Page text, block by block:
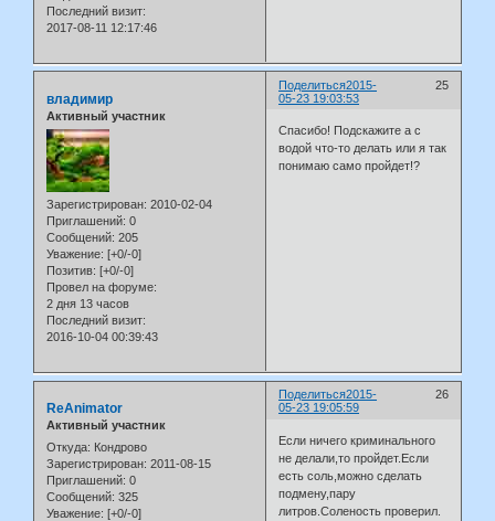
Последний визит:
2017-08-11 12:17:46
Поделиться 25
2015-
05-23 19:03:53
владимир
Активный участник
Зарегистрирован: 2010-02-04
Приглашений: 0
Сообщений: 205
Уважение: [+0/-0]
Позитив: [+0/-0]
Провел на форуме:
2 дня 13 часов
Последний визит:
2016-10-04 00:39:43
Спасибо! Подскажите а с
водой что-то делать или я так
понимаю само пройдет!?
Поделиться 26
2015-
05-23 19:05:59
ReAnimator
Активный участник
Откуда: Кондрово
Зарегистрирован: 2011-08-15
Приглашений: 0
Сообщений: 325
Уважение: [+0/-0]
Если ничего криминального
не делали,то пройдет.Если
есть соль,можно сделать
подмену,пару
литров.Соленость проверил.